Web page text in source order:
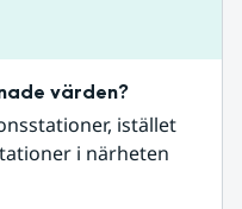
värden?
istället
i närheten